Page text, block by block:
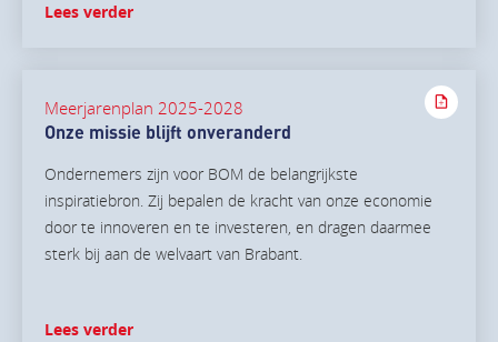
Lees verder
Meerjarenplan 2025-2028
Onze missie blijft onveranderd
Ondernemers zijn voor BOM de belangrijkste
inspiratiebron. Zij bepalen de kracht van onze economie
door te innoveren en te investeren, en dragen daarmee
sterk bij aan de welvaart van Brabant.
Lees verder